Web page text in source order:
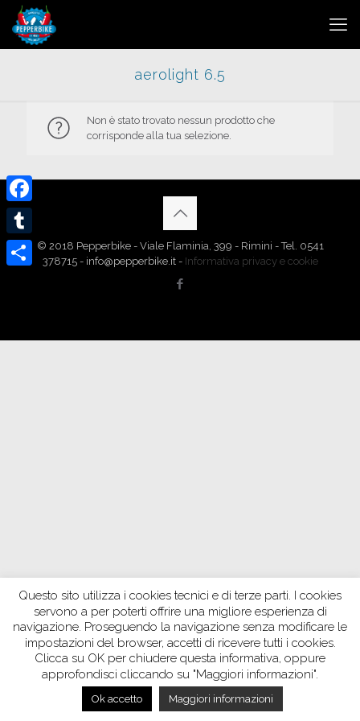
aerolight 6.5
Non è stato trovato nessun prodotto che
corrisponde alla tua selezione.
© 2018 Pepperbike - Viale Flaminia, 399 - Rimini - Tel. 0541
378715 - info@pepperbike.it - Informativa privacy e cookie
Facebook
Tumblr
Questo sito utilizza i cookies tecnici e di terze parti. I cookies
servono a per poterti offrire una migliore esperienza di
navigazione. Proseguendo la navigazione senza modificare le
impostazioni del browser, accetti di ricevere tutti i cookies.
Clicca su OK per chiudere questa informativa, oppure
approfondisci cliccando su "Maggiori informazioni".
Ok accetto Maggiori informazioni